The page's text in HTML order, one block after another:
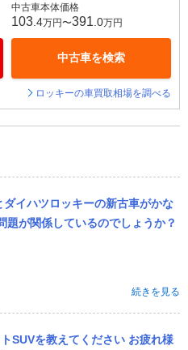
中古車本体価格
103 .4万円〜391 .0万円
中古車を検索
ロッキーの車買取相場を調べる
イハツロッキーの新古車がかな
題が関係しているのでしょうか？
続きを見る
SUVを教えてください お疲れ様